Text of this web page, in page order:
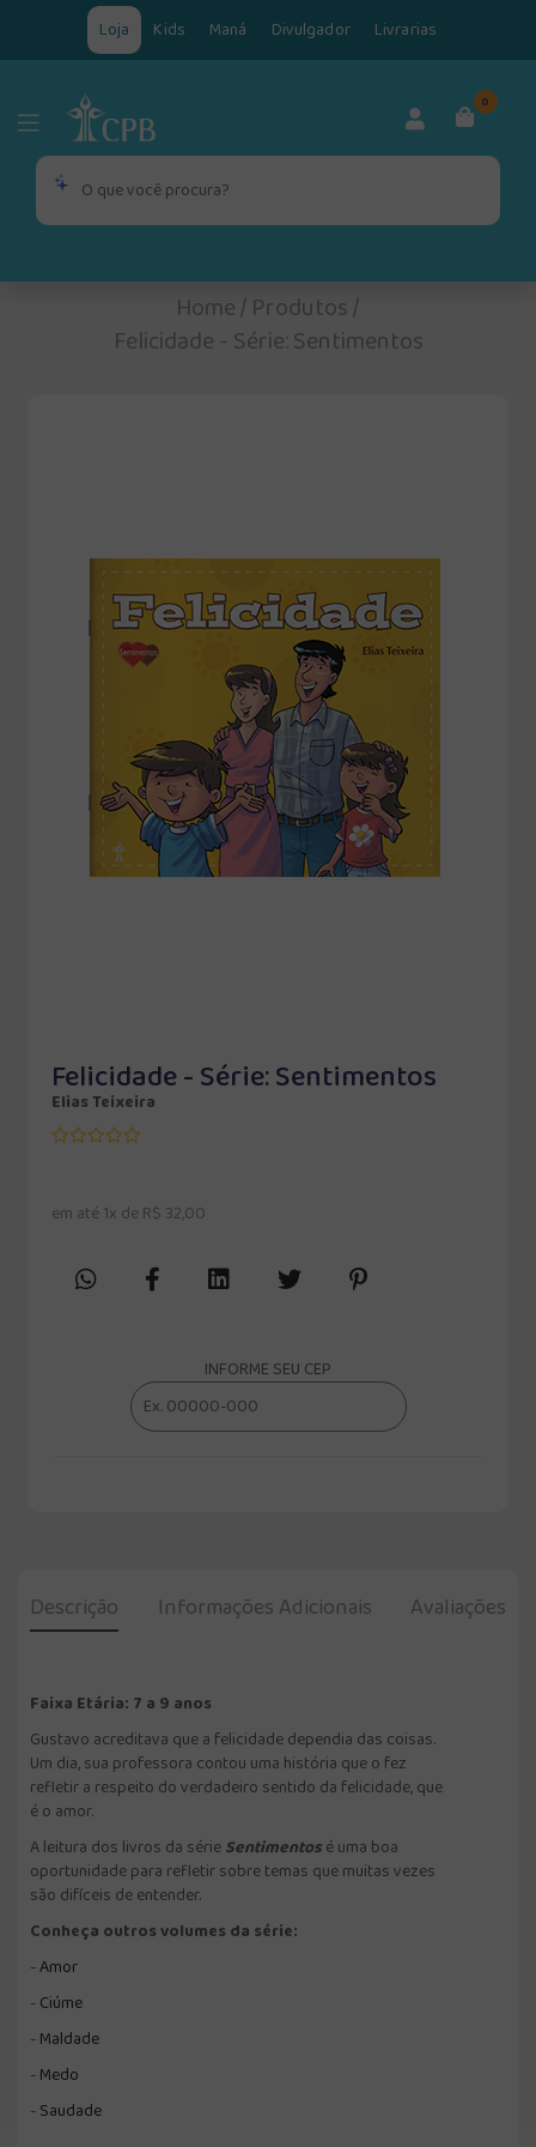
Loja Kids Maná Divulgador Livrarias
0
Home/Produtos/
Felicidade - Série: Sentimentos
Felicidade - Série: Sentimentos
Elias Teixeira
em até 1x de R$ 32,00
INFORME SEU CEP
Descrição Informações Adicionais Avaliações
Faixa Etária: 7 a 9 anos
Gustavo acreditava que a felicidade dependia das coisas.
Um dia, sua professora contou uma história que o fez
refletir a respeito do verdadeiro sentido da felicidade, que
é o amor.
A leitura dos livros da sérieSentimentosé uma boa
oportunidade para refletir sobre temas que muitas vezes
são difíceis de entender.
Conheça outros volumes da série:
-Amor
-Ciúme
-Maldade
-Medo
-Saudade